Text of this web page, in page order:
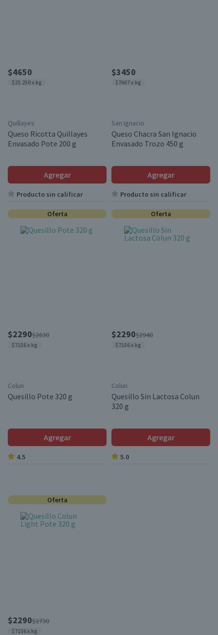
$4650
$23.250 x kg
Quillayes
Queso Ricotta Quillayes
Envasado Pote 200 g
Agregar
Producto sin calificar
$3450
$7667 x kg
San Ignacio
Queso Chacra San Ignacio
Envasado Trozo 450 g
Agregar
Producto sin calificar
Oferta
$2290$2630
$7156 x kg
Colun
Quesillo Pote 320 g
Agregar
4.5
Oferta
$2290$2940
$7156 x kg
Colun
Quesillo Sin Lactosa Colun
320 g
Agregar
5.0
Oferta
$2290$2730
$7156 x kg